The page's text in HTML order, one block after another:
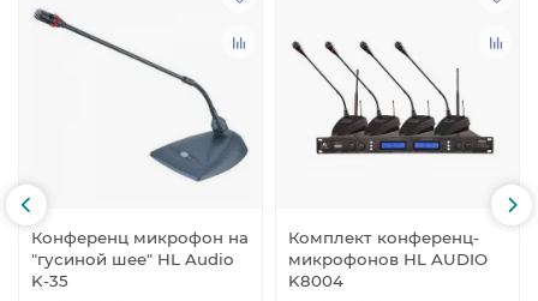
Конференц микрофон на
"гусиной шее" HL Audio
K-35
Комплект конференц-
микрофонов HL AUDIO
K8004